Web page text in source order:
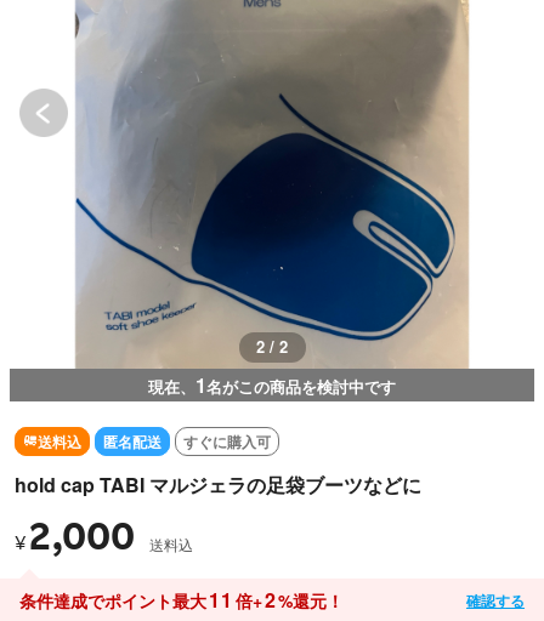
2 / 2
現在、 1名がこの商品を検討中です
送料込 匿名配送 すぐに購入可
hold cap TABI マルジェラの足袋ブーツなどに
¥ 2,000 送料込
条件達成でポイント最大11 倍+2%還元！ 確認する